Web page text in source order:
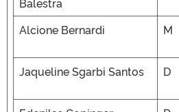
Alcione Bernardi
M
Jaqueline Sgarbi Santos
D